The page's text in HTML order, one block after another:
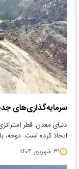
سرمایه‌گذاری‌های
دنیای معدن: قطر
اتخاذ کرده است. دوحه،
۳۱ شهریور ۱۴۰۴